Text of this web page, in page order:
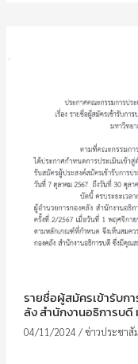
รายชื่อผู้สมัครเข้ารับก
ลัง สำนักงานอธิการบดี
04/11/2024 /ข่าวประชา